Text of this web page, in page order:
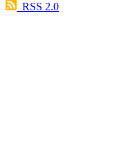
RSS 2.0